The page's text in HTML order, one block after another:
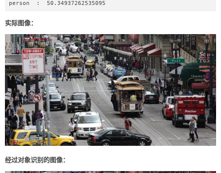
person  :  50.34937262535095
实际图像：
经过对象识别的图像：